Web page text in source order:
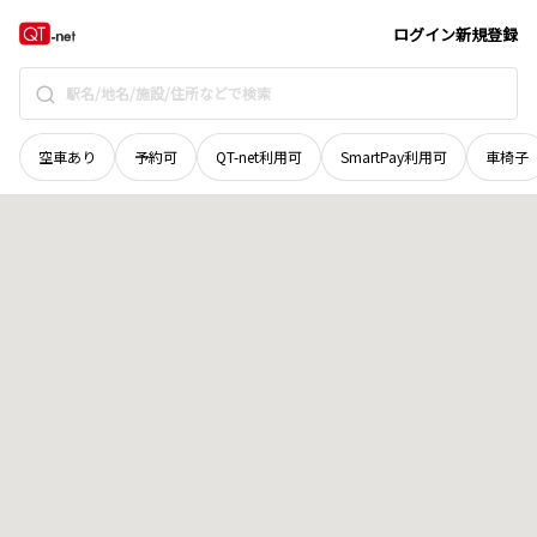
ログイン新規登録
空車あり 予約可 QT-net利用可 SmartPay利用可 車椅子
香川県